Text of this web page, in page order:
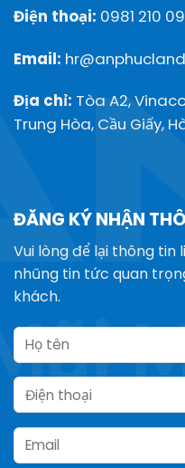
Điện thoại: 0981 210
Email:
Địa chỉ: Tòa A2,
Trung Hòa, Cầu Giấy,
ĐĂNG KÝ NHẬN
Vui lòng để lại thông tin
nhũng tin tức quan
khách.